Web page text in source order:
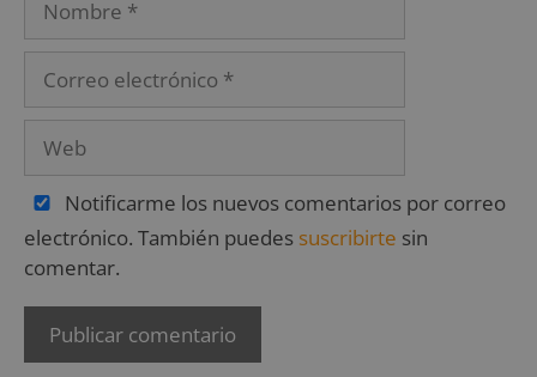
Notificarme los nuevos comentarios por correo
electrónico. También puedes suscribirte sin
comentar.